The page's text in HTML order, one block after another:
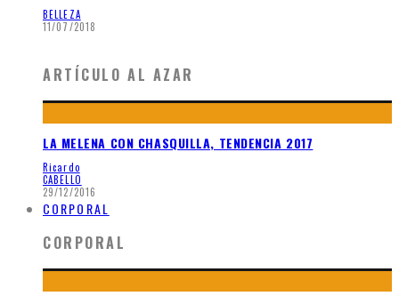
BELLEZA
11/07/2018
ARTÍCULO AL AZAR
LA MELENA CON CHASQUILLA, TENDENCIA 2017
Ricardo
CABELLO
29/12/2016
CORPORAL
CORPORAL